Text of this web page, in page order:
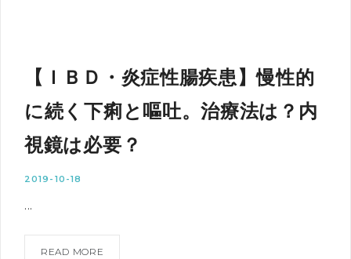
【ＩＢＤ・炎症性腸疾患】慢性的
に続く下痢と嘔吐。治療法は？内
視鏡は必要？
2019-10-18
...
READ MORE